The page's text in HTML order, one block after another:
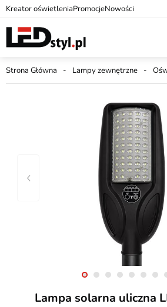
Kreator oświetleniaPromocjeNowości
Strona Główna Lampy zewnętrzne
Lampa solarna uliczna